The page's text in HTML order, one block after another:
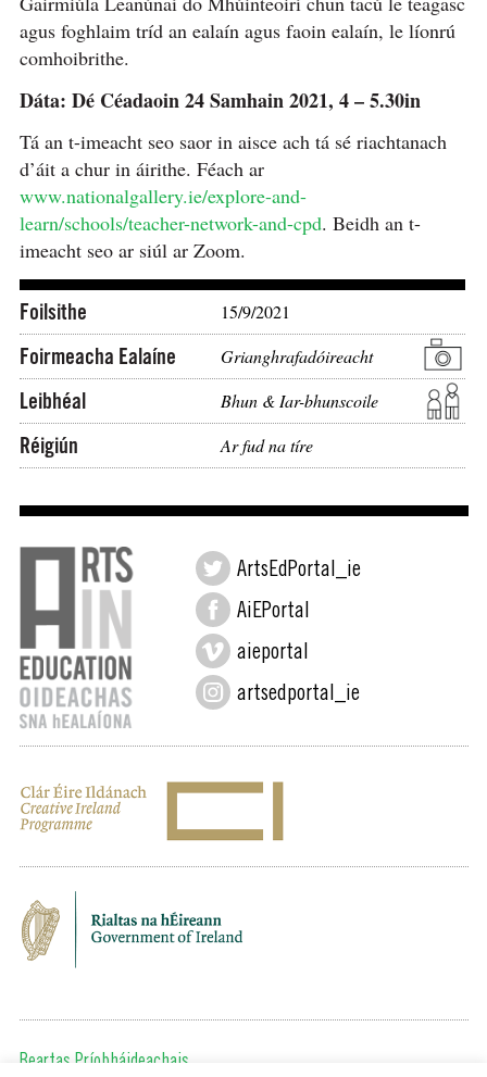
agus foghlaim tríd an ealaín agus faoin ealaín, le líonrú
comhoibrithe.
Dáta: Dé Céadaoin 24 Samhain 2021, 4 – 5.30in
Tá an t-imeacht seo saor in aisce ach tá sé riachtanach
d’áit a chur in áirithe. Féach ar
www.nationalgallery.ie/explore-and-
learn/schools/teacher-network-and-cpd. Beidh an t-
imeacht seo ar siúl ar Zoom.
Foilsithe 15/9/2021
Foirmeacha Ealaíne Grianghrafadóireacht
Leibhéal Bhun & Iar-bhunscoile
Réigiún Ar fud na tíre
ArtsEdPortal_ie
AiEPortal
aieportal
artsedportal_ie
Beartas Príobháideachais